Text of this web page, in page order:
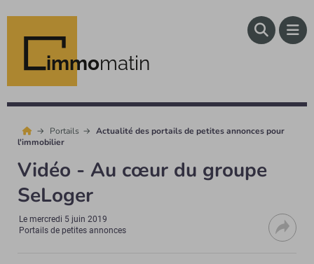
immomatin
Portails
Actualité des portails de petites annonces pour
l'immobilier
Vidéo - Au cœur du groupe
SeLoger
Lemercredi 5 juin 2019
Portails de petites annonces